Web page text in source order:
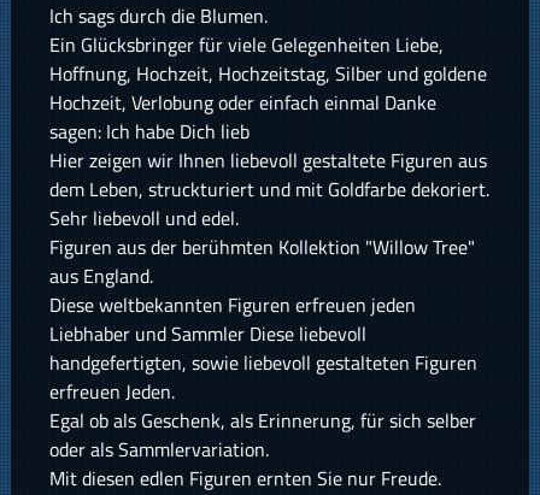
Ich sags durch die Blumen.
Ein Glücksbringer für viele Gelegenheiten Liebe,
Hoffnung, Hochzeit, Hochzeitstag, Silber und goldene
Hochzeit, Verlobung oder einfach einmal Danke
sagen: Ich habe Dich lieb
Hier zeigen wir Ihnen liebevoll gestaltete Figuren aus
dem Leben, struckturiert und mit Goldfarbe dekoriert.
Sehr liebevoll und edel.
Figuren aus der berühmten Kollektion "Willow Tree"
aus England.
Diese weltbekannten Figuren erfreuen jeden
Liebhaber und Sammler Diese liebevoll
handgefertigten, sowie liebevoll gestalteten Figuren
erfreuen Jeden.
Egal ob als Geschenk, als Erinnerung, für sich selber
oder als Sammlervariation.
Mit diesen edlen Figuren ernten Sie nur Freude.